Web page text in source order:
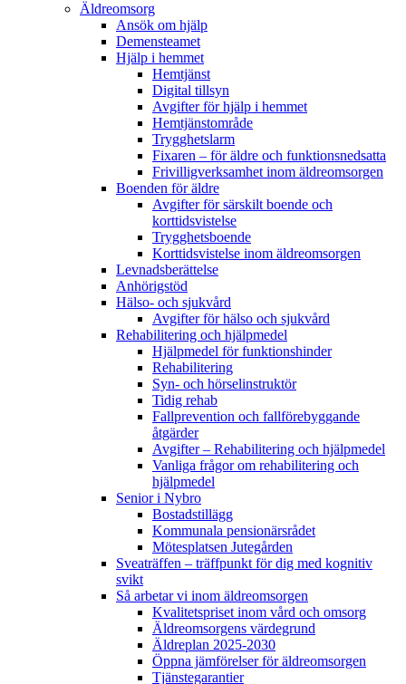
Äldreomsorg
Ansök om hjälp
Demensteamet
Hjälp i hemmet
Hemtjänst
Digital tillsyn
Avgifter för hjälp i hemmet
Hemtjänstområde
Trygghetslarm
Fixaren – för äldre och funktionsnedsatta
Frivilligverksamhet inom äldreomsorgen
Boenden för äldre
Avgifter för särskilt boende och
korttidsvistelse
Trygghetsboende
Korttidsvistelse inom äldreomsorgen
Levnadsberättelse
Anhörigstöd
Hälso- och sjukvård
Avgifter för hälso och sjukvård
Rehabilitering och hjälpmedel
Hjälpmedel för funktionshinder
Rehabilitering
Syn- och hörselinstruktör
Tidig rehab
Fallprevention och fallförebyggande
åtgärder
Avgifter – Rehabilitering och hjälpmedel
Vanliga frågor om rehabilitering och
hjälpmedel
Senior i Nybro
Bostadstillägg
Kommunala pensionärsrådet
Mötesplatsen Jutegården
Sveaträffen – träffpunkt för dig med kognitiv
svikt
Så arbetar vi inom äldreomsorgen
Kvalitetspriset inom vård och omsorg
Äldreomsorgens värdegrund
Äldreplan 2025-2030
Öppna jämförelser för äldreomsorgen
Tjänstegarantier